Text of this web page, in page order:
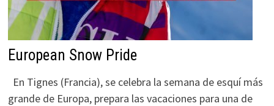
European Snow Pride
En Tignes (Francia), se celebra la semana de esquí más
grande de Europa, prepara las vacaciones para una de